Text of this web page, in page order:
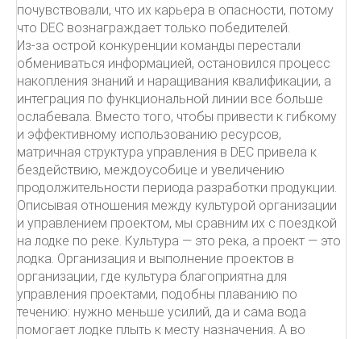
почувствовали, что их карьера в опасности, потому
что DEC вознаграждает только победителей.
Из-за острой конкуренции команды перестали
обмениваться информацией, остановился процесс
накопления знаний и наращивания квалификации, а
интеграция по функциональной линии все больше
ослабевала. Вместо того, чтобы привести к гибкому
и эффективному использованию ресурсов,
матричная структура управления в DEC привела к
бездействию, междоусобице и увеличению
продолжительности периода разработки продукции.
Описывая отношения между культурой организации
и управлением проектом, мы сравним их с поездкой
на лодке по реке. Культура — это река, а проект — это
лодка. Организация и выполнение проектов в
организации, где культура благоприятна для
управления проектами, подобны плаванию по
течению: нужно меньше усилий, да и сама вода
помогает лодке плыть к месту назначения. А во